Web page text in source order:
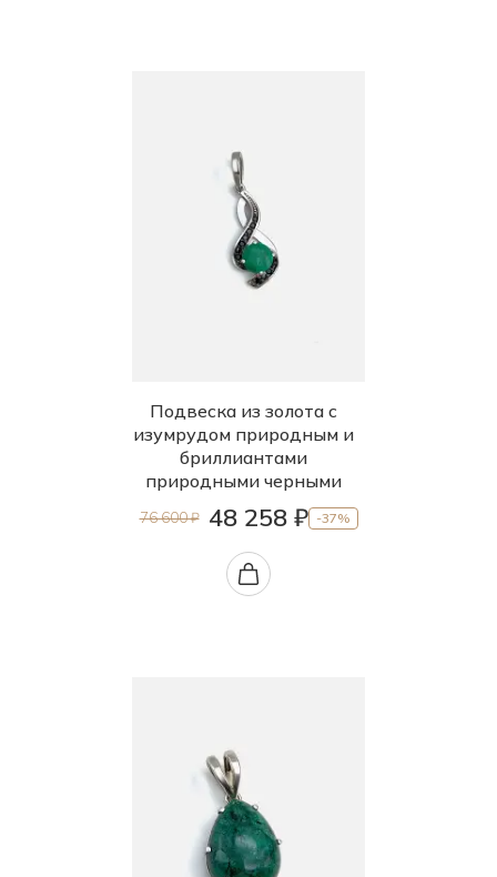
Подвеска из золота с
изумрудом природным и
бриллиантами
природными черными
76 600 ₽ 48 258 ₽ -37%